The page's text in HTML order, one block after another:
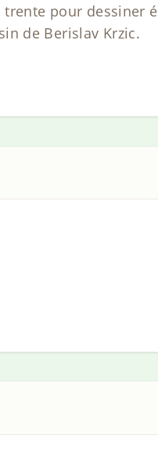
pour dessiner
de Berislav Krzic.